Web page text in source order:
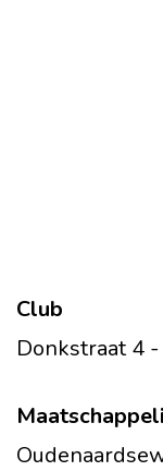
Club
Donkstraat 4